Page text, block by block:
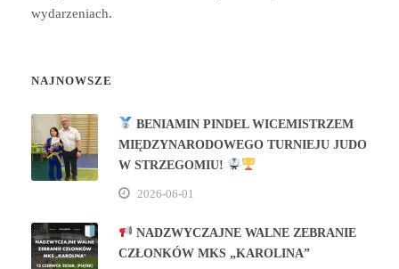
wydarzeniach.
NAJNOWSZE
BENIAMIN PINDEL WICEMISTRZEM
MIĘDZYNARODOWEGO TURNIEJU JUDO
W STRZEGOMIU!
2026-06-01
NADZWYCZAJNE WALNE ZEBRANIE
CZŁONKÓW MKS „KAROLINA”